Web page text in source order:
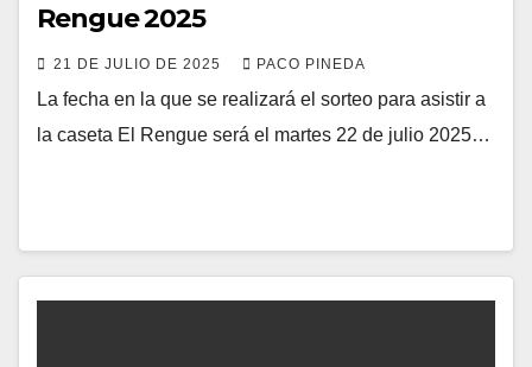
Rengue 2025
21 DE JULIO DE 2025 PACO PINEDA
La fecha en la que se realizará el sorteo para asistir a
la caseta El Rengue será el martes 22 de julio 2025…